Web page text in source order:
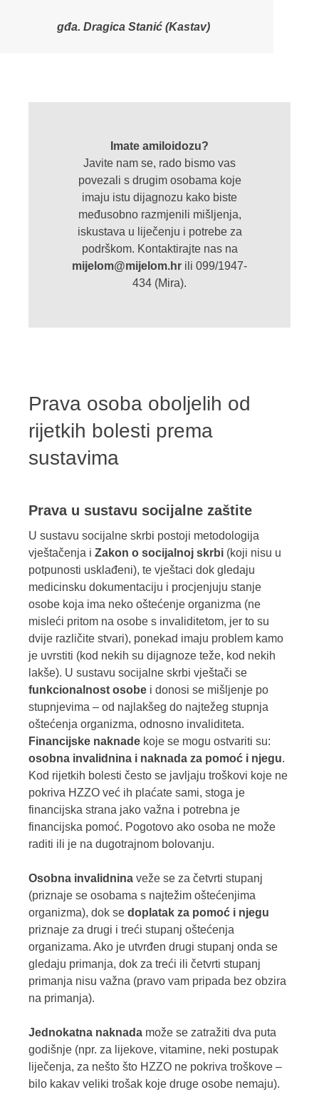
gđa. Dragica Stanić (Kastav)
Imate amiloidozu?
Javite nam se, rado bismo vas
povezali s drugim osobama koje
imaju istu dijagnozu kako biste
međusobno razmjenili mišljenja,
iskustava u liječenju i potrebe za
podrškom. Kontaktirajte nas na
mijelom@mijelom.hr ili 099/1947-
434 (Mira).
Prava osoba oboljelih od
rijetkih bolesti prema
sustavima
Prava u sustavu socijalne zaštite
U sustavu socijalne skrbi postoji metodologija
vještačenja i Zakon o socijalnoj skrbi (koji nisu u
potpunosti usklađeni), te vještaci dok gledaju
medicinsku dokumentaciju i procjenjuju stanje
osobe koja ima neko oštećenje organizma (ne
misleći pritom na osobe s invaliditetom, jer to su
dvije različite stvari), ponekad imaju problem kamo
je uvrstiti (kod nekih su dijagnoze teže, kod nekih
lakše). U sustavu socijalne skrbi vještači se
funkcionalnost osobe i donosi se mišljenje po
stupnjevima – od najlakšeg do najtežeg stupnja
oštećenja organizma, odnosno invaliditeta.
Financijske naknade koje se mogu ostvariti su:
osobna invalidnina i naknada za pomoć i njegu.
Kod rijetkih bolesti često se javljaju troškovi koje ne
pokriva HZZO već ih plaćate sami, stoga je
financijska strana jako važna i potrebna je
financijska pomoć. Pogotovo ako osoba ne može
raditi ili je na dugotrajnom bolovanju.
Osobna invalidnina veže se za četvrti stupanj
(priznaje se osobama s najtežim oštećenjima
organizma), dok se doplatak za pomoć i njegu
priznaje za drugi i treći stupanj oštećenja
organizama. Ako je utvrđen drugi stupanj onda se
gledaju primanja, dok za treći ili četvrti stupanj
primanja nisu važna (pravo vam pripada bez obzira
na primanja).
Jednokatna naknada može se zatražiti dva puta
godišnje (npr. za lijekove, vitamine, neki postupak
liječenja, za nešto što HZZO ne pokriva troškove –
bilo kakav veliki trošak koje druge osobe nemaju).